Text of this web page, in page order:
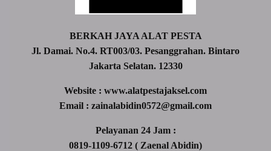
BERKAH JAYA ALAT PESTA
Jl. Damai. No.4. RT003/03. Pesanggrahan. Bintaro
Jakarta Selatan. 12330
Website : www.alatpestajaksel.com
Email : zainalabidin0572@gmail.com
Pelayanan 24 Jam :
0819-1109-6712 ( Zaenal Abidin)